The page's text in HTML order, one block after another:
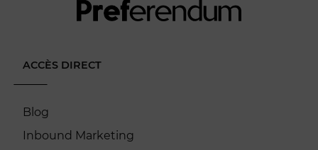
ACCÈS DIRECT
Blog
Inbound Marketing